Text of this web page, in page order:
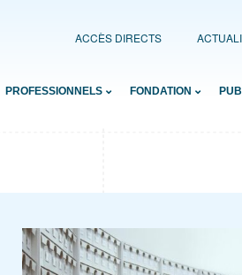
ACCÈS DIRECTS
PROFESSIONNELS FONDATION